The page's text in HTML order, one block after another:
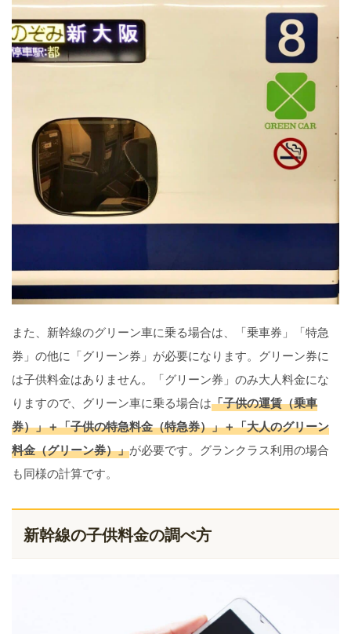
また、新幹線のグリーン車に乗る場合は、「乗車券」「特急
券」の他に「グリーン券」が必要になります。グリーン券に
は子供料金はありません。「グリーン券」のみ大人料金にな
りますので、グリーン車に乗る場合は「子供の運賃（乗車
券）」＋「子供の特急料金（特急券）」＋「大人のグリーン
料金（グリーン券）」が必要です。グランクラス利用の場合
も同様の計算です。
新幹線の子供料金の調べ方